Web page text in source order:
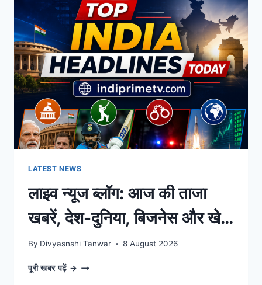
सुबह
से
बड़ी
खबरें
लगातार
दिनभर
LATEST NEWS
लाइव न्यूज ब्लॉग: आज की ताजा
खबरें, देश-दुनिया, बिजनेस और खेल
के बड़े अपडेट्स |
IndiaPrimeTV Hindi
By Divyasnshi Tanwar 8 August 2026
पूरी खबर पढ़ें → लाइव